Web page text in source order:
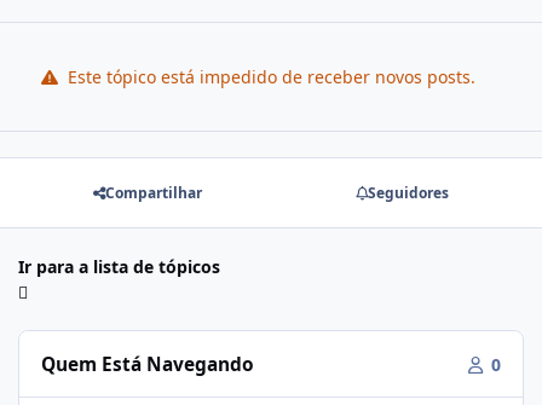
Este tópico está impedido de receber novos posts.
Compartilhar Seguidores
Ir para a lista de tópicos
Quem Está Navegando 0